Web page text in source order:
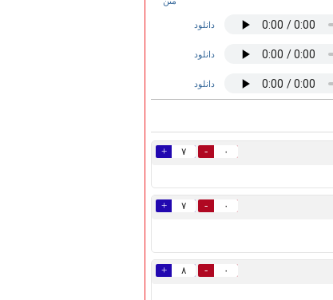
دانلود
دانلود
دانلود
۷ + ۰ -
۷ + ۰ -
۸ + ۰ -